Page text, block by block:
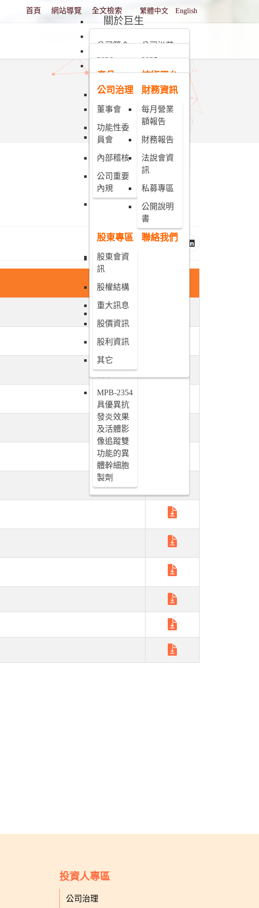
首頁 網站導覽 全文檢索 選擇你的語言
繁體中文 English
關於巨生
公司簡介 公司沿革
人專區
人才招募
2026 2025
2022 2021
2020 2019
2018
產品
現階段產
品開發進
MPB-1514
血治療之
針劑型鐵
劑新藥
MPB-1523
癌新藥
MPB-1734
新劑型抗
癌藥物新
磁振造影
診斷用之
巴結分期
MPB-2354
具優異抗
發炎效果
及活體影
像追蹤雙
功能的異
體幹細胞
製劑
技術平台
奈米微粒
技術平台
奈米微胞
技術平台
公司治理
董事會
功能性委
員會
內部稽核
公司重要
內規
財務資訊
每月營業
額報告
財務報告
法說會資
訊
私募專區
公開說明
書
股東專區
股東會資
訊
股權結構
重大訊息
股價資訊
股利資訊
其它
聯絡我們
投資人專區
公司治理